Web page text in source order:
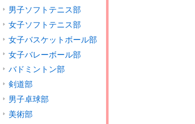
男子ソフトテニス部
女子ソフトテニス部
女子バスケットボール部
女子バレーボール部
バドミントン部
剣道部
男子卓球部
美術部